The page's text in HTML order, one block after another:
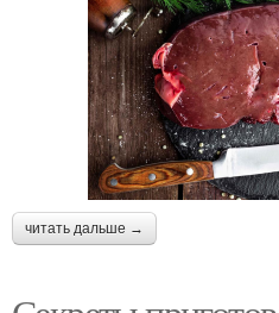
читать дальше →